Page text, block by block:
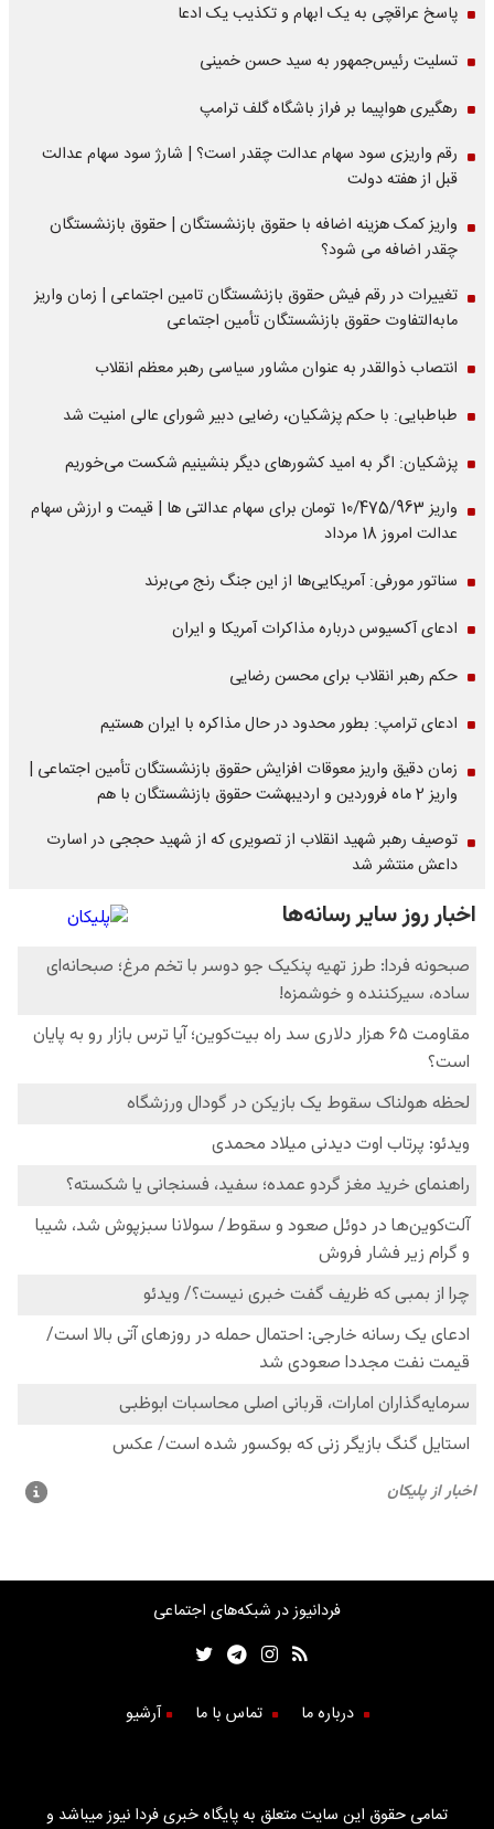
پاسخ عراقچی به یک ابهام و تکذیب یک ادعا
تسلیت رئیس‌جمهور به سید حسن خمینی
رهگیری هواپیما بر فراز باشگاه گلف ترامپ
رقم واریزی سود سهام عدالت چقدر است؟ | شارژ سود سهام عدالت
قبل از هفته دولت
واریز کمک هزینه اضافه با حقوق بازنشستگان | حقوق بازنشستگان
چقدر اضافه می شود؟
تغییرات در رقم فیش حقوق بازنشستگان تامین اجتماعی | زمان واریز
مابه‌التفاوت حقوق بازنشستگان تأمین اجتماعی
انتصاب ذوالقدر به عنوان مشاور سیاسی رهبر معظم انقلاب
طباطبایی: با حکم پزشکیان، رضایی دبیر شورای عالی امنیت شد
پزشکیان: اگر به امید کشورهای دیگر بنشینیم شکست می‌خوریم
واریز 10/475/963 تومان برای سهام عدالتی ها | قیمت و ارزش سهام
عدالت امروز 18 مرداد
سناتور مورفی: آمریکایی‌ها از این جنگ رنج می‌برند
ادعای آکسیوس درباره مذاکرات آمریکا و ایران
حکم رهبر انقلاب برای محسن رضایی
ادعای ترامپ: بطور محدود در حال مذاکره با ایران هستیم
زمان دقیق واریز معوقات افزایش حقوق بازنشستگان تأمین اجتماعی |
واریز 2 ماه فروردین و اردیبهشت حقوق بازنشستگان با هم
توصیف رهبر شهید انقلاب از تصویری که از شهید حججی در اسارت
داعش منتشر شد
فردانیوز در شبکه‌های اجتماعی
درباره ما تماس با ما آرشیو
تمامی حقوق این سایت متعلق به پایگاه خبری فردا نیوز میباشد و